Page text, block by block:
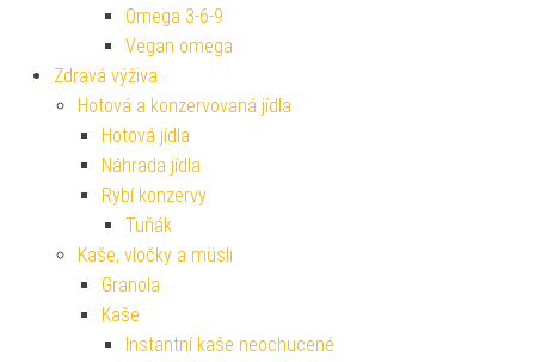
Omega 3-6-9
Vegan omega
Zdravá výživa
Hotová a konzervovaná jídla
Hotová jídla
Náhrada jídla
Rybí konzervy
Tuňák
Kaše, vločky a müsli
Granola
Kaše
Instantní kaše neochucené